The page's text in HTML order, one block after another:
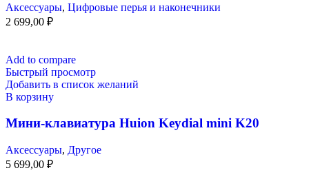
Аксессуары, Цифровые перья и наконечники
2 699,00 ₽
Add to compare
Быстрый просмотр
Добавить в список желаний
В корзину
Мини-клавиатура Huion Keydial mini K20
Аксессуары, Другое
5 699,00 ₽